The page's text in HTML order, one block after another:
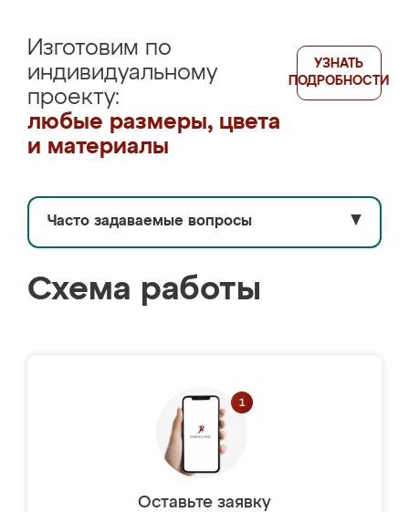
Изготовим по
индивидуальному
проекту:
любые размеры, цвета
и материалы
УЗНАТЬ
ПОДРОБНОСТИ
Часто задаваемые вопросы ▼
Схема работы
Оставьте заявку